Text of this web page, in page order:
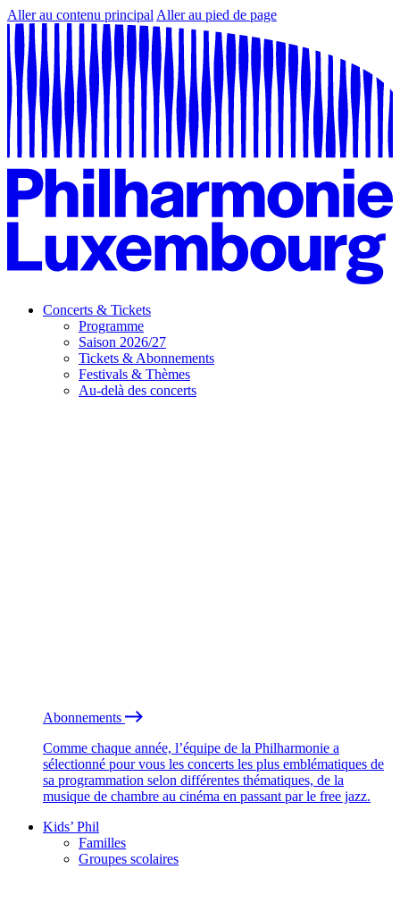
Aller au contenu principal Aller au pied de page
Concerts & Tickets
Programme
Saison 2026/27
Tickets & Abonnements
Festivals & Thèmes
Au-delà des concerts
Abonnements
Comme chaque année, l’équipe de la Philharmonie a
sélectionné pour vous les concerts les plus emblématiques de
sa programmation selon différentes thématiques, de la
musique de chambre au cinéma en passant par le free jazz.
Kids’ Phil
Familles
Groupes scolaires